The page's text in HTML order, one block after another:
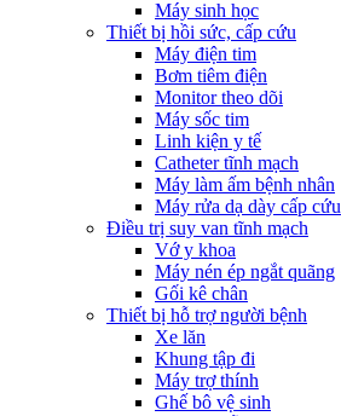
Máy sinh học
Thiết bị hồi sức, cấp cứu
Máy điện tim
Bơm tiêm điện
Monitor theo dõi
Máy sốc tim
Linh kiện y tế
Catheter tĩnh mạch
Máy làm ấm bệnh nhân
Máy rửa dạ dày cấp cứu
Điều trị suy van tĩnh mạch
Vớ y khoa
Máy nén ép ngắt quãng
Gối kê chân
Thiết bị hỗ trợ người bệnh
Xe lăn
Khung tập đi
Máy trợ thính
Ghế bô vệ sinh